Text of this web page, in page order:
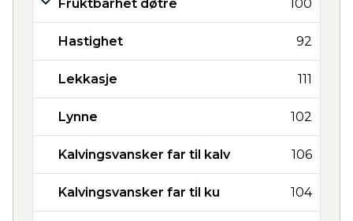
Fruktbarhet døtre 100
Hastighet 92
Lekkasje 111
Lynne 102
Kalvingsvansker far til kalv 106
Kalvingsvansker far til ku 104